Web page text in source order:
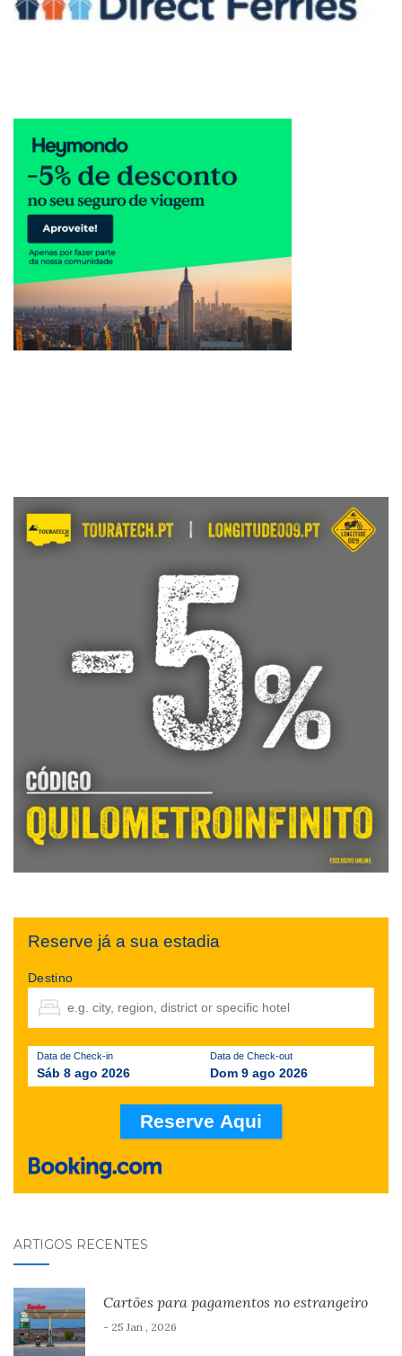
Reserve já a sua estadia
Destino
Data de Check-in
Sáb 8 ago 2026
Data de Check-out
Dom 9 ago 2026
ARTIGOS RECENTES
Cartões para pagamentos no estrangeiro
- 25 Jan , 2026